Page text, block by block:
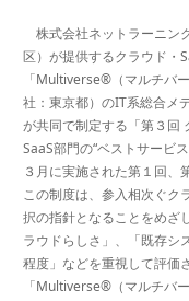
株式会社ネットラーニン
区）が提供するクラウド・
「Multiverse®（マルチバ
社：東京都）のIT系総合メ
が共同で制定する「第３回
SaaS部門の“ベストサービ
３月に実施された第１回、
この制度は、参入相次ぐク
択の指針となることをめざ
ラウドらしさ」、「既存シ
程度」などを重視して評価
「Multiverse®（マルチバ